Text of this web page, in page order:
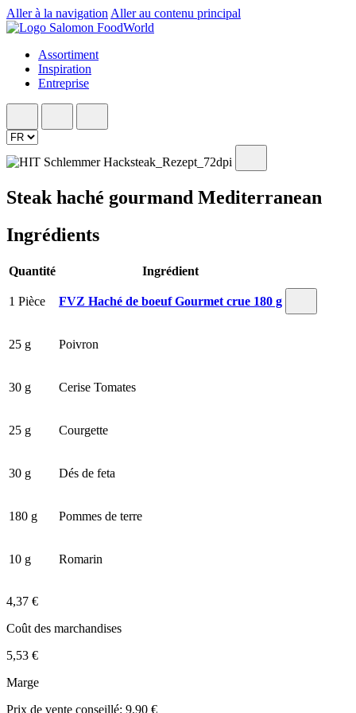
Aller à la navigation Aller au contenu principal
Assortiment
Inspiration
Entreprise
Steak haché gourmand Mediterranean
Ingrédients
Quantité Ingrédient
1 Pièce FVZ Haché de boeuf Gourmet crue 180 g
25 g Poivron
30 g Cerise Tomates
25 g Courgette
30 g Dés de feta
180 g Pommes de terre
10 g Romarin
4,37 €
Coût des marchandises
5,53 €
Marge
Prix de vente conseillé: 9,90 €